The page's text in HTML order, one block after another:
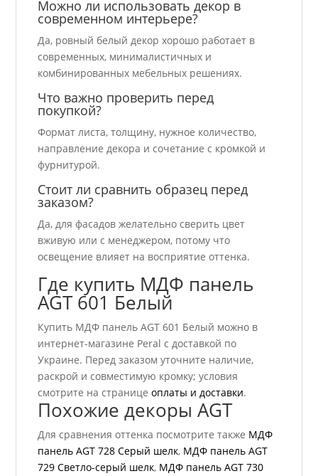
Можно ли использовать декор в
современном интерьере?
Да, ровный белый декор хорошо работает в
современных, минималистичных и
комбинированных мебельных решениях.
Что важно проверить перед
покупкой?
Формат листа, толщину, нужное количество,
направление декора и сочетание с кромкой и
фурнитурой.
Стоит ли сравнить образец перед
заказом?
Да, для фасадов желательно сверить цвет
вживую или с менеджером, потому что
освещение влияет на восприятие оттенка.
Где купить МДФ панель
AGT 601 Белый
Купить МДФ панель AGT 601 Белый можно в
интернет-магазине Peral с доставкой по
Украине. Перед заказом уточните наличие,
раскрой и совместимую кромку; условия
смотрите на страницеоплаты и доставки.
Похожие декоры AGT
Для сравнения оттенка посмотрите также МДФ
панель AGT 728 Серый шелк, МДФ панель AGT
729 Светло-серый шелк, МДФ панель AGT 730